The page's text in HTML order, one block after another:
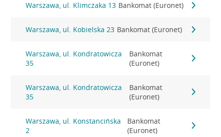
Warszawa, ul. Klimczaka 13 Bankomat (Euronet)
Warszawa, ul. Kobielska 23 Bankomat (Euronet)
Warszawa, ul. Kondratowicza
35
Bankomat
(Euronet)
Warszawa, ul. Kondratowicza
35
Bankomat
(Euronet)
Warszawa, ul. Konstancińska
2
Bankomat
(Euronet)